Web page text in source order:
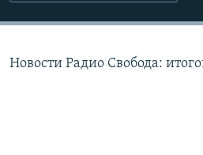
Новости Радио Свобода: